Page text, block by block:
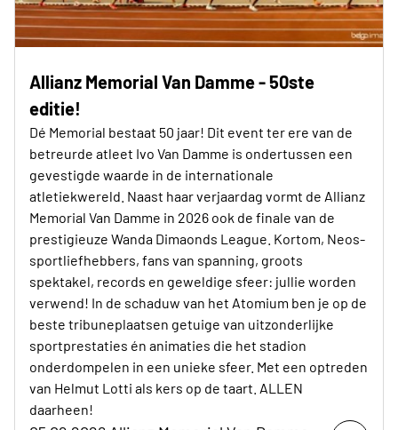
Allianz Memorial Van Damme - 50ste
editie!
Dé Memorial bestaat 50 jaar! Dit event ter ere van de
betreurde atleet Ivo Van Damme is ondertussen een
gevestigde waarde in de internationale
atletiekwereld. Naast haar verjaardag vormt de Allianz
Memorial Van Damme in 2026 ook de finale van de
prestigieuze Wanda Dimaonds League. Kortom, Neos-
sportliefhebbers, fans van spanning, groots
spektakel, records en geweldige sfeer: jullie worden
verwend! In de schaduw van het Atomium ben je op de
beste tribuneplaatsen getuige van uitzonderlijke
sportprestaties én animaties die het stadion
onderdompelen in een unieke sfeer. Met een optreden
van Helmut Lotti als kers op de taart. ALLEN
daarheen!